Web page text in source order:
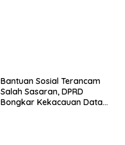
Bantuan Sosial Terancam
Salah Sasaran, DPRD
Bongkar Kekacauan Data